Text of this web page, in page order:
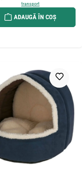
transport
ADAUGĂ ÎN COȘ